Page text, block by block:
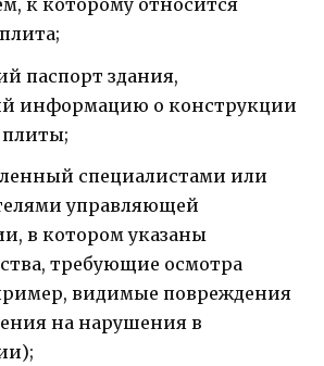
к которому относится
паспорт здания,
информацию о конструкции
специалистами или
управляющей
в котором указаны
требующие осмотра
видимые повреждения
на нарушения в